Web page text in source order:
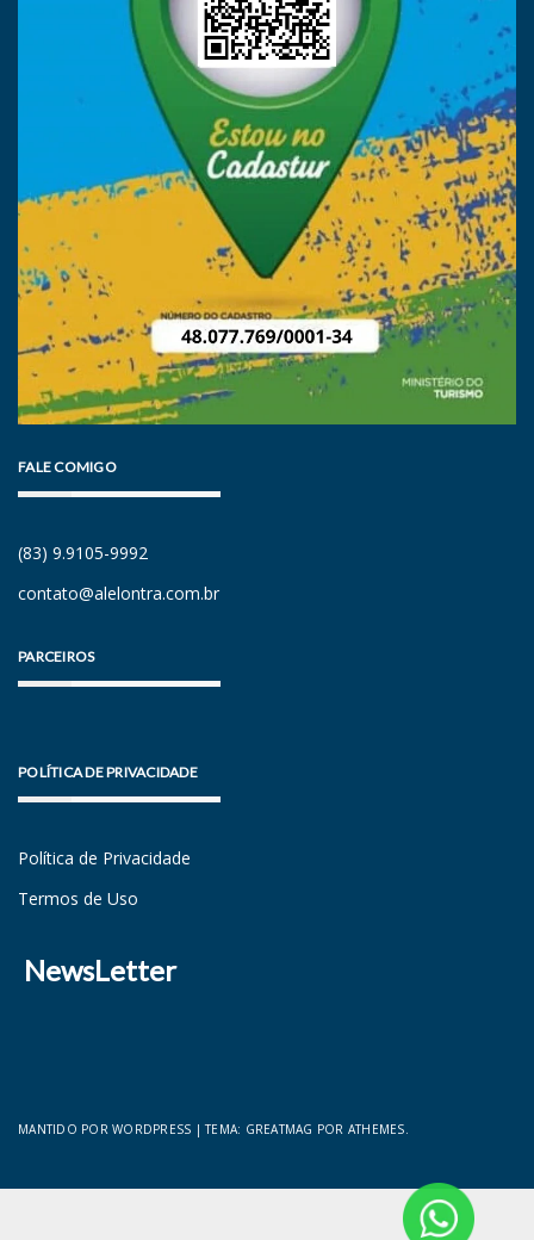
FALE COMIGO
(83) 9.9105-9992
contato@alelontra.com.br
PARCEIROS
POLÍTICA DE PRIVACIDADE
Política de Privacidade
Termos de Uso
NewsLetter
MANTIDO POR WORDPRESS |TEMA: GREATMAG POR ATHEMES.